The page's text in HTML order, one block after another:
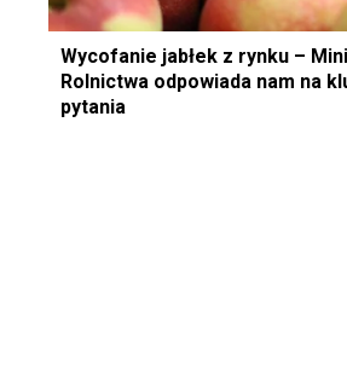
Wycofanie jabłek z rynku –
Rolnictwa odpowiada nam na
pytania